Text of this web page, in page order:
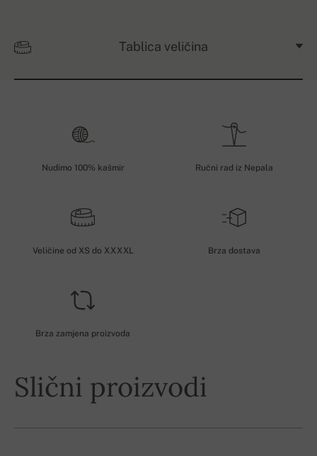
Tablica veličina
Nudimo 100% kašmir Ručni rad iz Nepala
Veličine od XS do XXXXL Brza dostava
Brza zamjena proizvoda
Slični proizvodi